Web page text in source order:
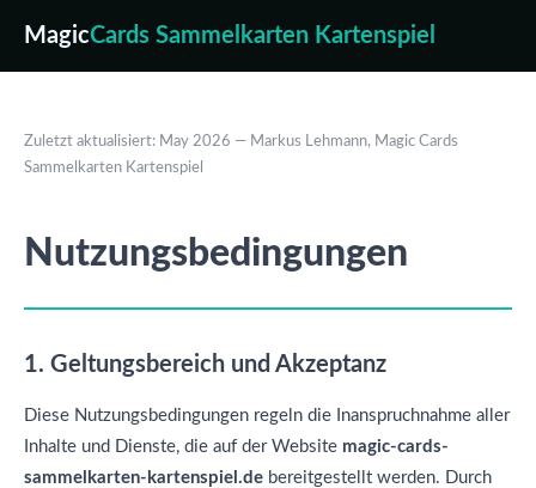
MagicCards Sammelkarten Kartenspiel
Zuletzt aktualisiert: May 2026 — Markus Lehmann, Magic Cards
Sammelkarten Kartenspiel
Nutzungsbedingungen
1. Geltungsbereich und Akzeptanz
Diese Nutzungsbedingungen regeln die Inanspruchnahme aller
Inhalte und Dienste, die auf der Website magic-cards-
sammelkarten-kartenspiel.de bereitgestellt werden. Durch